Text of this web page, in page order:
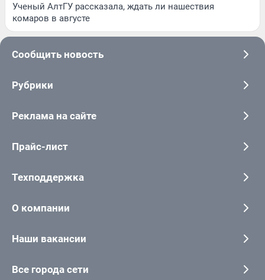
Ученый АлтГУ рассказала, ждать ли нашествия
комаров в августе
Сообщить новость
Рубрики
Реклама на сайте
Прайс-лист
Техподдержка
О компании
Наши вакансии
Все города сети